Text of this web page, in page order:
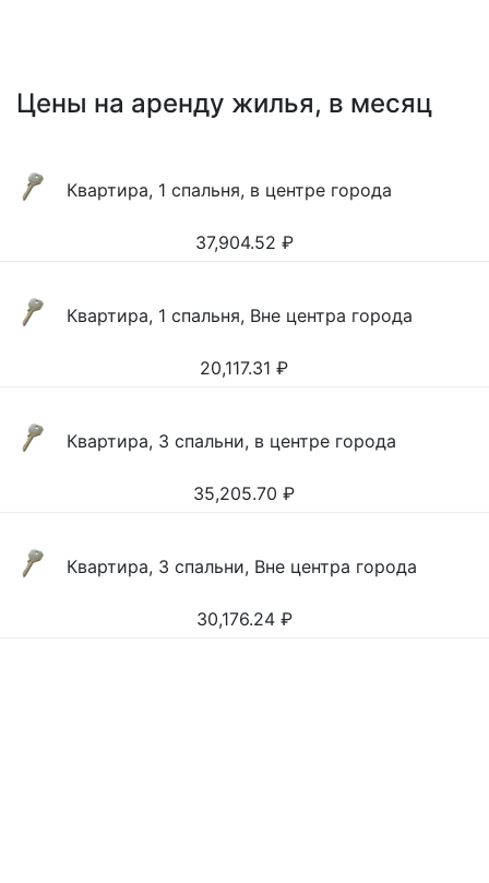
Цены на аренду жилья, в месяц
Квартира, 1 спальня, в центре города
37,904.52 ₽
Квартира, 1 спальня, Вне центра города
20,117.31 ₽
Квартира, 3 спальни, в центре города
35,205.70 ₽
Квартира, 3 спальни, Вне центра города
30,176.24 ₽